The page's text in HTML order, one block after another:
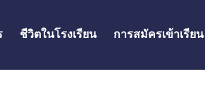
ชีวิตในโรงเรียน การสมัครเข้าเรียน